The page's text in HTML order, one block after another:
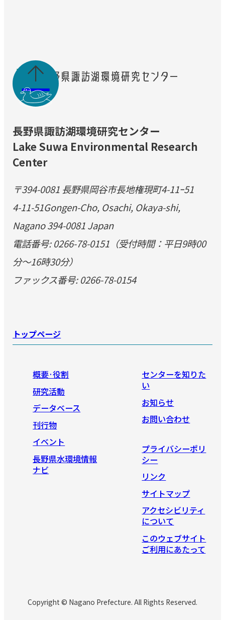

長野県諏訪湖環境研究センター
Lake Suwa Environmental Research
Center
〒394-0081 長野県岡谷市長地権現町4-11ｰ51
4-11-51Gongen-Cho, Osachi, Okaya-shi,
Nagano 394-0081 Japan
電話番号: 0266-78-0151（受付時間：平日9時00
分～16時30分）
ファックス番号: 0266-78-0154
トップページ
概要·役割
研究活動
データベース
刊行物
イベント
長野県水環境情報
ナビ
センターを知りた
い
お知らせ
お問い合わせ
プライバシーポリ
シー
リンク
サイトマップ
アクセシビリティ
について
このウェブサイト
ご利用にあたって
Copyright © Nagano Prefecture. All Rights Reserved.